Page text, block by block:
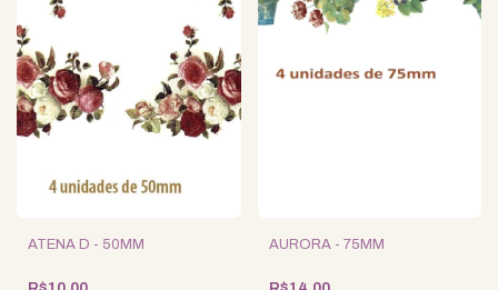
ATENA D - 50MM AURORA - 75MM